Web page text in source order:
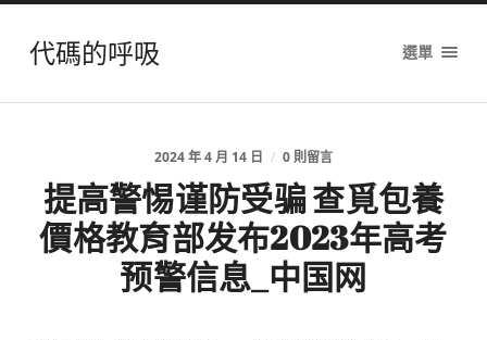
代碼的呼吸 選單
2024 年 4 月 14 日 / 0 則留言
提高警惕谨防受骗 查覓包養
價格教育部发布2023年高考
预警信息_中国网